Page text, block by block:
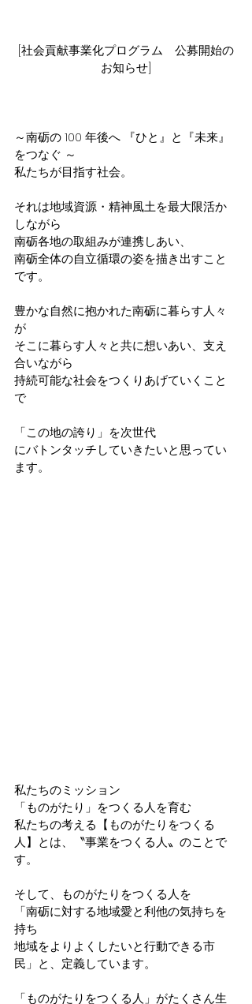
[社会貢献事業化プログラム　公募開始の
お知らせ]
～南砺の 100 年後へ 『ひと』と『未来』
をつなぐ ～
私たちが目指す社会。
それは地域資源・精神風土を最大限活か
しながら
南砺各地の取組みが連携しあい、
南砺全体の自立循環の姿を描き出すこと
です。
豊かな自然に抱かれた南砺に暮らす人々
が
そこに暮らす人々と共に想いあい、支え
合いながら
持続可能な社会をつくりあげていくこと
で
「この地の誇り」を次世代
にバトンタッチしていきたいと思ってい
ます。
私たちのミッション
「ものがたり」をつくる人を育む
私たちの考える【ものがたりをつくる
人】とは、〝事業をつくる人〟のことで
す。
そして、ものがたりをつくる人を
「南砺に対する地域愛と利他の気持ちを
持ち
地域をよりよくしたいと行動できる市
民」と、定義しています。
「ものがたりをつくる人」がたくさん生